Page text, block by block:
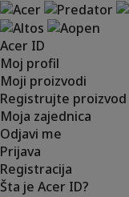
Acer ID
Moj profil
Moji proizvodi
Registrujte proizvod
Moja zajednica
Odjavi me
Prijava
Registracija
Šta je Acer ID?